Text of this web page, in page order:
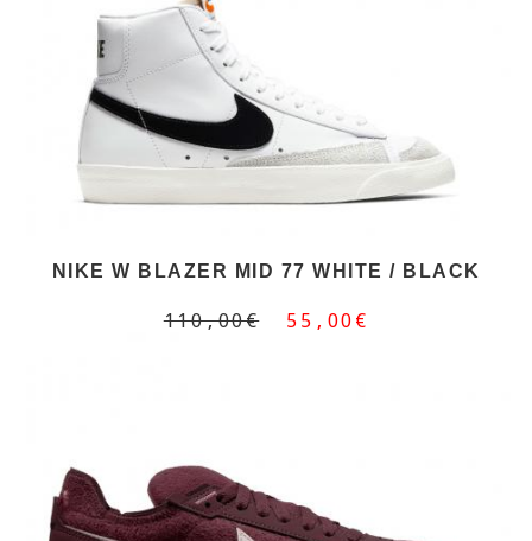
NIKE W BLAZER MID 77 WHITE / BLACK
110,00€ 55,00€